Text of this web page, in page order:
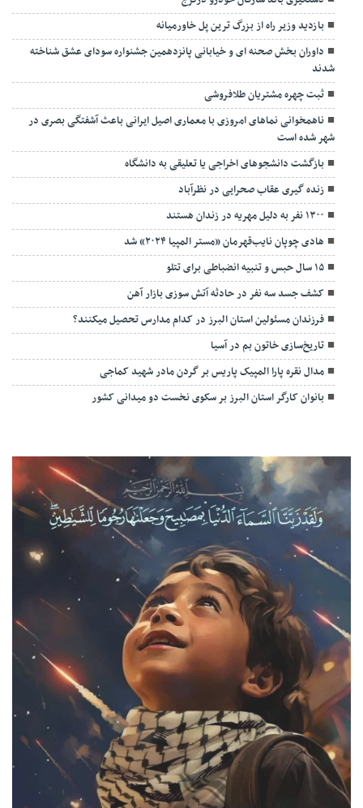
بازدید وزیر راه از بزرگ ترین پل خاورمیانه
داوران بخش صحنه ای و خیابانی پانزدهمین جشنواره سودای عشق شناخته
شدند
ثبت چهره مشتریان طلافروشی
ناهمخوانی نماهای امروزی با معماری اصیل ایرانی باعث آشفتگی بصری در
شهر شده است
بازگشت دانشجوهای اخراجی یا تعلیقی به دانشگاه
زنده گیری عقاب صحرایی در نظرآباد
۱۳۰۰ نفر به دلیل مهریه در زندان هستند
هادی چوپان نایب‌قهرمان «مستر المپیا ۲۰۲۴» شد
۱۵ سال حبس و تنبیه انضباطی برای تتلو
کشف جسد سه نفر در حادثه آتش سوزی بازار آهن
فرزندان مسئولین استان البرز در کدام مدارس تحصیل میکنند؟
‌تاریخ‌سازی خاتون بم در آسیا
مدال نقره پارا المپیک پاریس بر گردن مادر شهید کماجی
بانوان کارگر استان البرز بر سکوی نخست دو میدانی کشور